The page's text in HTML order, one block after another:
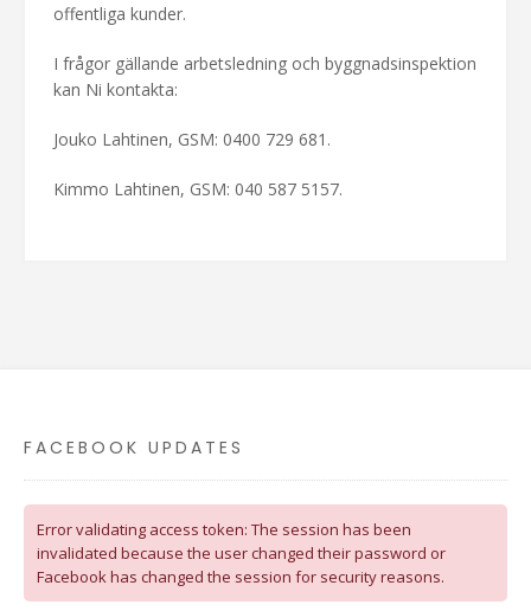
offentliga kunder.
I frågor gällande arbetsledning och byggnadsinspektion
kan Ni kontakta:
Jouko Lahtinen, GSM: 0400 729 681.
Kimmo Lahtinen, GSM: 040 587 5157.
FACEBOOK UPDATES
Error validating access token: The session has been
invalidated because the user changed their password or
Facebook has changed the session for security reasons.